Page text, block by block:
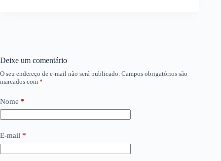
Deixe um comentário
O seu endereço de e-mail não será publicado. Campos obrigatórios são
marcados com *
Nome *
E-mail *